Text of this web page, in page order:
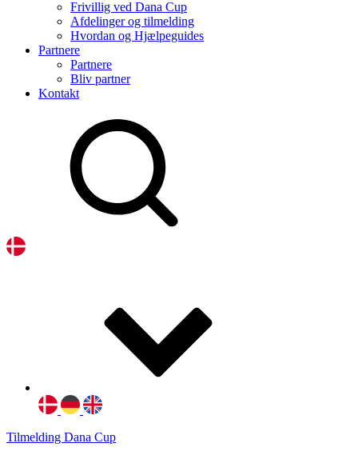
Frivillig ved Dana Cup
Afdelinger og tilmelding
Hvordan og Hjælpeguides
Partnere
Partnere
Bliv partner
Kontakt
Tilmelding Dana Cup